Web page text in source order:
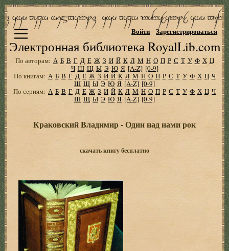
Электронная библиотека RoyalLib.com
Войти Зарегистрироваться
По авторам: А Б В Г Д Е Ж З И Й К Л М Н О П Р С Т У Ф Х Ц
Ч Ш Щ Ы Э Ю Я [A-Z] [0-9]
По книгам: А Б В Г Д Е Ж З И Й К Л М Н О П Р С Т У Ф Х Ц Ч
Ш Щ Ы Э Ю Я [A-Z] [0-9]
По сериям: А Б В Г Д Е Ж З И Й К Л М Н О П Р С Т У Ф Х Ц Ч
Ш Щ Ы Э Ю Я [A-Z] [0-9]
Краковский Владимир - Один над нами рок
скачать книгу бесплатно